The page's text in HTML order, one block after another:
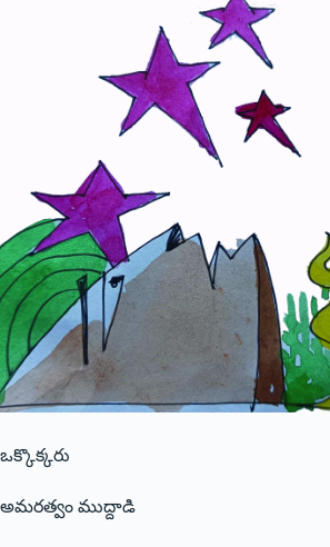
ఒక్కొక్కరు
అమరత్వం ముద్దాడి